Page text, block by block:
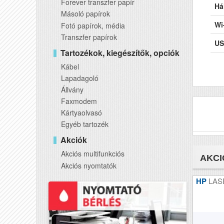
Forever transzfer papír
Másoló papírok
Fotó papírok, média
Transzfer papírok
Tartozékok, kiegészítők, opciók
Kábel
Lapadagoló
Állvány
Faxmodem
Kártyaolvasó
Egyéb tartozék
Akciók
Akciós multifunkciós
Akciós nyomtatók
HP